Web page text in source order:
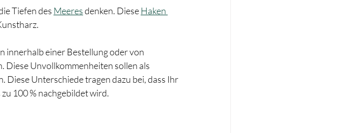
Tiefen des Meeres denken. Diese Haken
innerhalb einer Bestellung oder von
Diese Unvollkommenheiten sollen als
Diese Unterschiede tragen dazu bei, dass Ihr
100 % nachgebildet wird.